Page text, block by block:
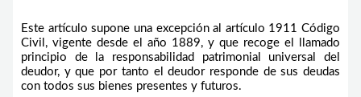
Este artículo supone una excepción al artículo 1911 Código
Civil, vigente desde el año 1889, y que recoge el llamado
principio de la responsabilidad patrimonial universal del
deudor, y que por tanto el deudor responde de sus deudas
con todos sus bienes presentes y futuros.